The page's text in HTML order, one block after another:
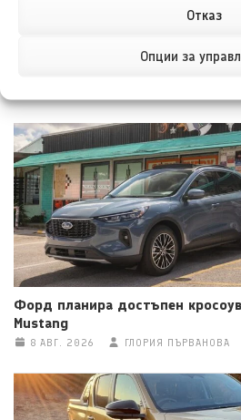
Отказ
Опции за
Форд планира достъпен
Mustang
8 АВГ. 2026 ГЛОРИЯ ПЪРВАНОВА